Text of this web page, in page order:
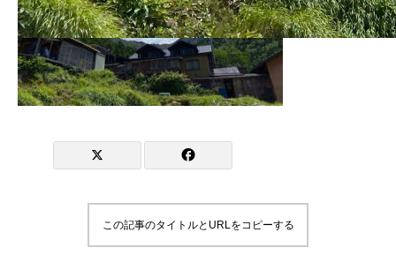
この記事のタイトルとURLをコピーする